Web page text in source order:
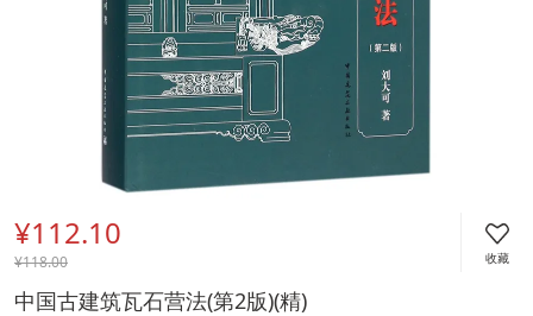
¥112.10
¥118.00 收藏
中国古建筑瓦石营法(第2版)(精)